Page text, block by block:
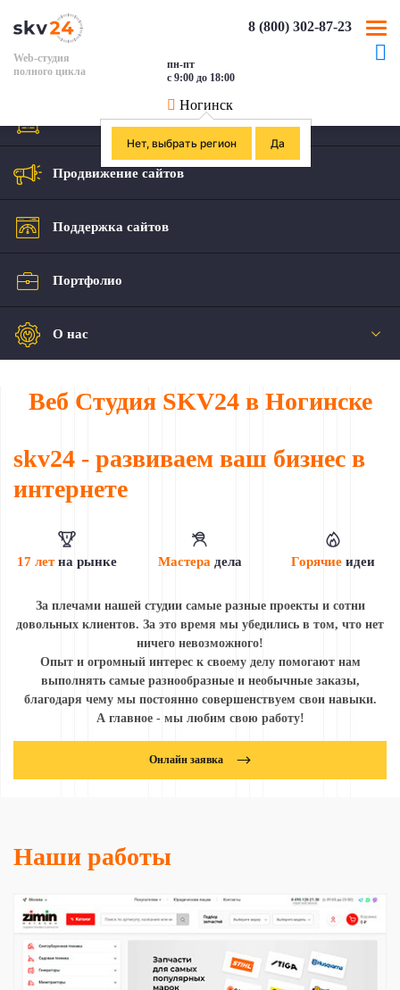
Web-студия
полного цикла
пн-пт
с 9:00 до 18:00
8 (800) 302-87-23
Ногинск
Создание сайтов
Продвижение сайтов
Поддержка сайтов
Портфолио
О нас
Веб Студия SKV24 в Ногинске
skv24 - развиваем ваш бизнес в
интернете
17 летна рынке Мастера дела Горячие идеи
За плечами нашей студии самые разные проекты и сотни
довольных клиентов. За это время мы убедились в том, что нет
ничего невозможного!
Опыт и огромный интерес к своему делу помогают нам
выполнять самые разнообразные и необычные заказы,
благодаря чему мы постоянно совершенствуем свои навыки.
А главное - мы любим свою работу!
Онлайн заявка
Наши работы
Нет, выбрать регион Да